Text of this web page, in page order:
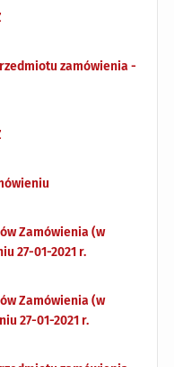
zamówienia -
Zamówienia (w
27-01-2021 r.
Zamówienia (w
27-01-2021 r.